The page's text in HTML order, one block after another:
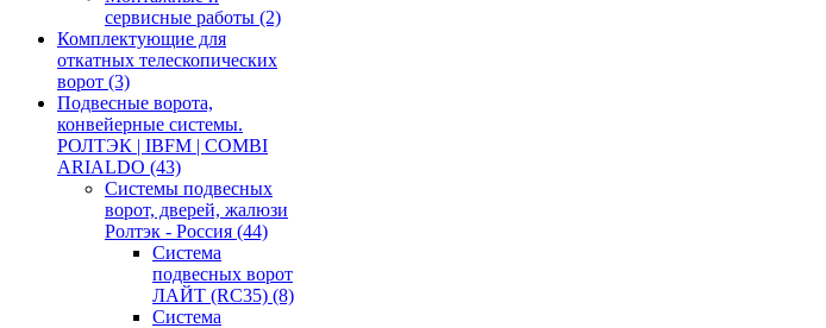
сервисные работы (2)
Комплектующие для
откатных телескопических
ворот (3)
Подвесные ворота,
конвейерные системы.
РОЛТЭК | IBFM | COMBI
ARIALDO (43)
Системы подвесных
ворот, дверей, жалюзи
Ролтэк - Россия (44)
Система
подвесных ворот
ЛАЙТ (RC35) (8)
Система